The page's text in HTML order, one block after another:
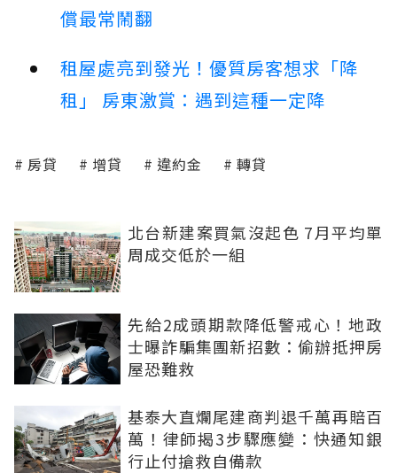
償最常鬧翻
租屋處亮到發光！優質房客想求「降
租」 房東激賞：遇到這種一定降
房貸 增貸 違約金 轉貸
北台新建案買氣沒起色 7月平均單
周成交低於一組
先給2成頭期款降低警戒心！地政
士曝詐騙集團新招數：偷辦抵押房
屋恐難救
基泰大直爛尾建商判退千萬再賠百
萬！律師揭3步驟應變：快通知銀
行止付搶救自備款